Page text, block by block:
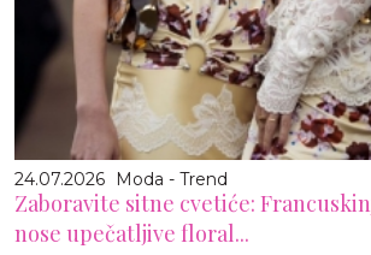
24.07.2026 Moda - Trend
Zaboravite sitne cvetiće:
nose upečatljive floral...